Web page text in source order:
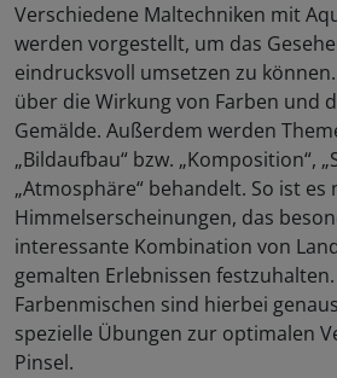
Verschiedene Maltechniken mit
werden vorgestellt, um das
eindrucksvoll umsetzen zu
über die Wirkung von Farben und
Gemälde. Außerdem werden
„Bildaufbau“ bzw. „Komposition“,
„Atmosphäre“ behandelt. So ist
Himmelserscheinungen, das
interessante Kombination von
gemalten Erlebnissen
Farbenmischen sind hierbei
spezielle Übungen zur optimalen
Pinsel.